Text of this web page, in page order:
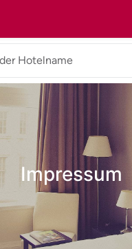
Impressum
Hotelname